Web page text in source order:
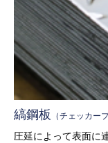
縞鋼板 （チェッカー
圧延によって表面に